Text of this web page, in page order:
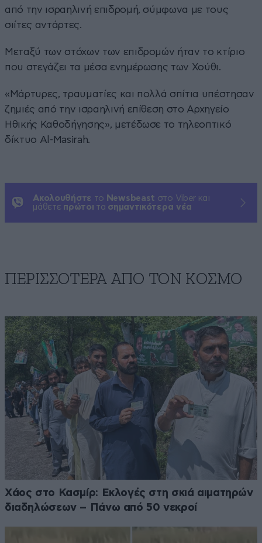
από την ισραηλινή επιδρομή, σύμφωνα με τους
σιίτες αντάρτες.
Μεταξύ των στόχων των επιδρομών ήταν το κτίριο
που στεγάζει τα μέσα ενημέρωσης των Χούθι.
«Μάρτυρες, τραυματίες και πολλά σπίτια υπέστησαν
ζημιές από την ισραηλινή επίθεση στο Αρχηγείο
Ηθικής Καθοδήγησης», μετέδωσε το τηλεοπτικό
δίκτυο Al-Masirah.
Ακολουθήστε το Newsbeast στο Viber και
μάθετε πρώτοι τα σημαντικότερα νέα
ΠΕΡΙΣΣΟΤΕΡΑ ΑΠΟ ΤΟΝ ΚΟΣΜΟ
Χάος στο Κασμίρ: Εκλογές στη σκιά αιματηρών
διαδηλώσεων – Πάνω από 50 νεκροί